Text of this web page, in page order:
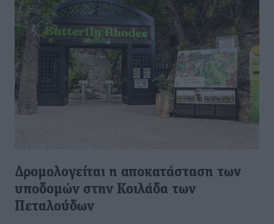
Δρομολογείται η αποκατάσταση των
υποδομών στην Κοιλάδα των
Πεταλούδων